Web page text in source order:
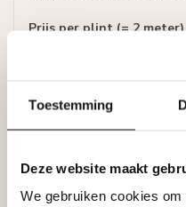
Toestemming
Deze website maakt
We gebruiken cookies
Prijs per plint (= 2 meter)
Reviews
Gerelateerde